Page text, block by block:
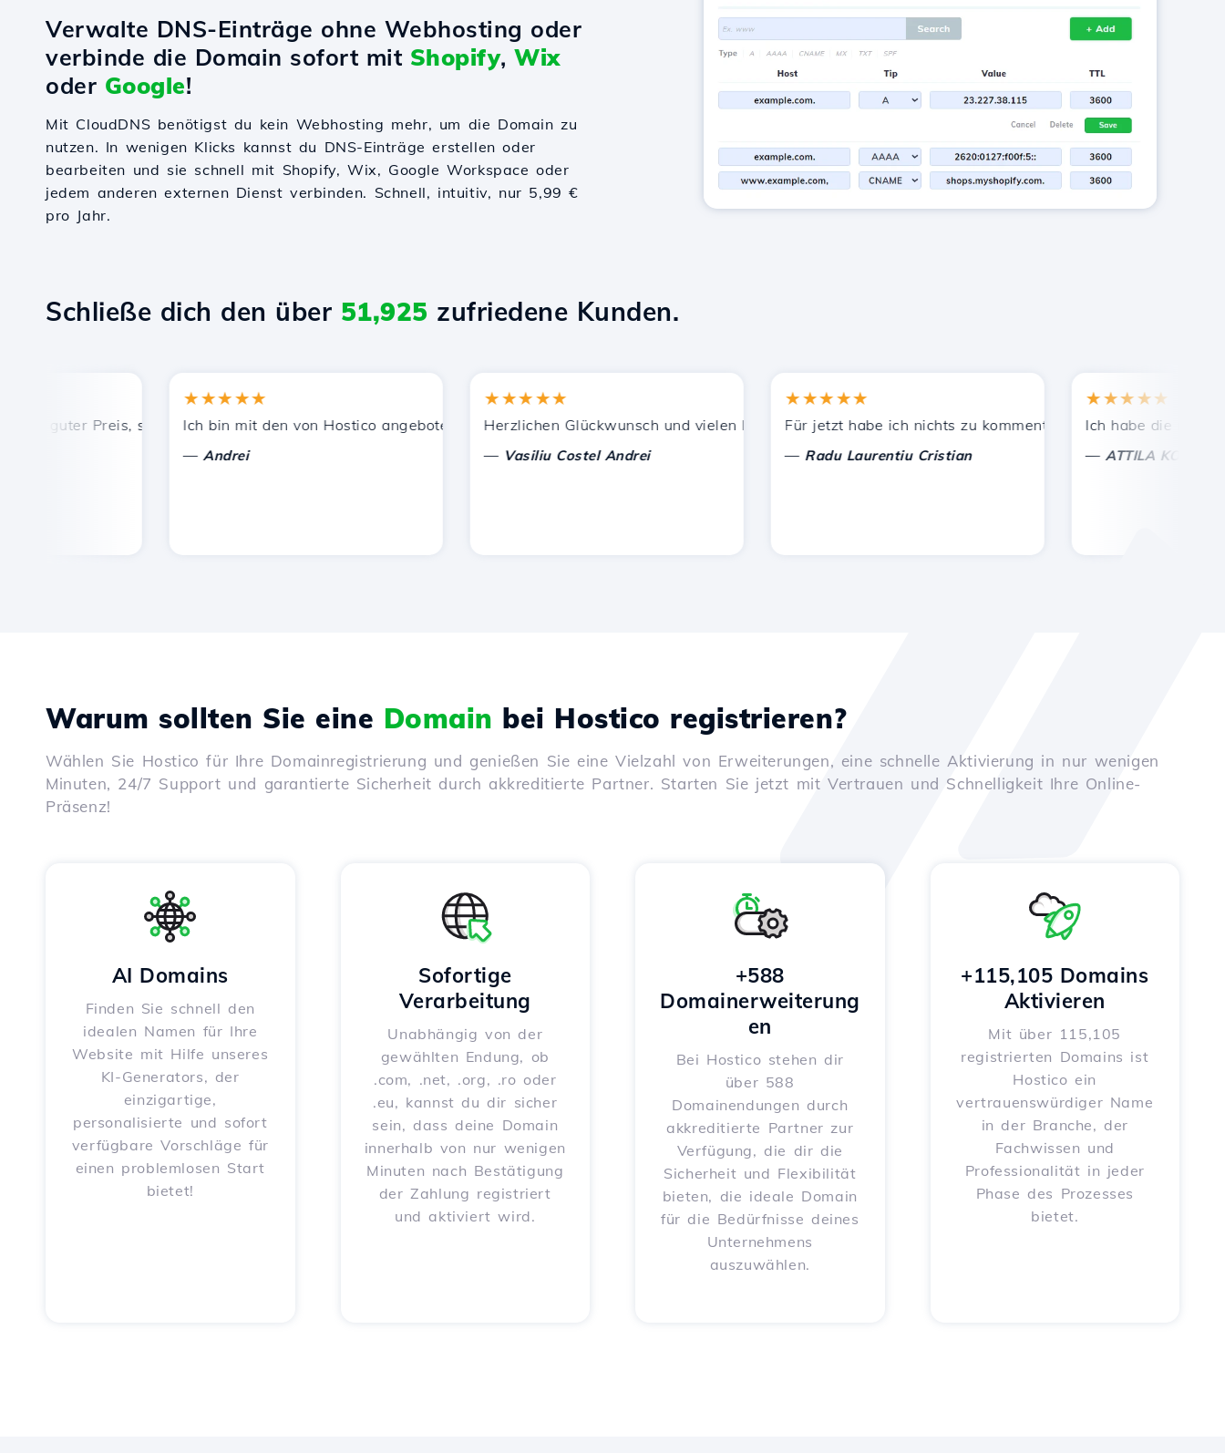
Verwalte DNS-Einträge ohne Webhosting oder
verbinde die Domain sofort mit Shopify, Wix
oder Google!
Mit CloudDNS benötigst du kein Webhosting mehr, um die Domain zu
nutzen. In wenigen Klicks kannst du DNS-Einträge erstellen oder
bearbeiten und sie schnell mit Shopify, Wix, Google Workspace oder
jedem anderen externen Dienst verbinden. Schnell, intuitiv, nur 5,99 €
pro Jahr.
Schließe dich den über 51,925 zufriedene Kunden.
guter Preis, schnelle und effiziente technische Unterstützung.
★★★★★
Ich bin mit den von Hostico angebotenen Dienstleistungen zufrieden. Ich habe Sie anderen Bekannten empfohlen.
Andrei
★★★★★
Herzlichen Glückwunsch und vielen Dank für die geleistete Unterstützung!
Vasiliu Costel Andrei
★★★★★
Für jetzt habe ich nichts zu kommentieren, nur um zu schätzen.
Radu Laurentiu Cristian
★★★★★
Ich habe die richtige
ATTILA KOLES
Warum sollten Sie eine Domain bei Hostico registrieren?
Wählen Sie Hostico für Ihre Domainregistrierung und genießen Sie eine Vielzahl von Erweiterungen, eine schnelle Aktivierung in nur wenigen
Minuten, 24/7 Support und garantierte Sicherheit durch akkreditierte Partner. Starten Sie jetzt mit Vertrauen und Schnelligkeit Ihre Online-
Präsenz!
AI Domains
Finden Sie schnell den
idealen Namen für Ihre
Website mit Hilfe unseres
KI-Generators, der
einzigartige,
personalisierte und sofort
verfügbare Vorschläge für
einen problemlosen Start
bietet!
Sofortige
Verarbeitung
Unabhängig von der
gewählten Endung, ob
.com, .net, .org, .ro oder
.eu, kannst du dir sicher
sein, dass deine Domain
innerhalb von nur wenigen
Minuten nach Bestätigung
der Zahlung registriert
und aktiviert wird.
+588
Domainerweiterung
en
Bei Hostico stehen dir
über 588
Domainendungen durch
akkreditierte Partner zur
Verfügung, die dir die
Sicherheit und Flexibilität
bieten, die ideale Domain
für die Bedürfnisse deines
Unternehmens
auszuwählen.
+115,105 Domains
Aktivieren
Mit über 115,105
registrierten Domains ist
Hostico ein
vertrauenswürdiger Name
in der Branche, der
Fachwissen und
Professionalität in jeder
Phase des Prozesses
bietet.